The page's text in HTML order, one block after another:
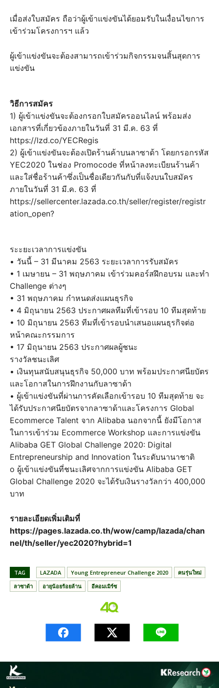
เมื่อส่งใบสมัคร ถือว่าผู้เข้าแข่งขันได้ยอมรับในเงื่อนไขการ
เข้าร่วมโครงการฯ แล้ว
ผู้เข้าแข่งขันจะต้องสามารถเข้าร่วมกิจกรรมจนสิ้นสุดการ
แข่งขัน
วิธีการสมัคร
1) ผู้เข้าแข่งขันจะต้องกรอกใบสมัครออนไลน์ พร้อมส่ง
เอกสารที่เกี่ยวข้องภายในวันที่ 31 มี.ค. 63 ที่
https://lzd.co/YECRegis
2) ผู้เข้าแข่งขันจะต้องเปิดร้านค้าบนลาซาด้า โดยกรอกรหัส
YEC2020 ในช่อง Promocode ที่หน้าลงทะเบียนร้านค้า
และใส่ชื่อร้านค้าซึ่งเป็นชื่อเดียวกันกับที่แจ้งบนใบสมัคร
ภายในวันที่ 31 มี.ค. 63 ที่
https://sellercenter.lazada.co.th/seller/register/registr
ation_open?
ระะยะเวลาการแข่งขัน
• วันนี้ – 31 มีนาคม 2563 ระยะเวลาการรับสมัคร
• 1 เมษายน – 31 พฤษภาคม เข้าร่วมคอร์สฝึกอบรม และทำ
Challenge ต่างๆ
• 31 พฤษภาคม กำหนดส่งแผนธุรกิจ
• 4 มิถุนายน 2563 ประกาศผลทีมที่เข้ารอบ 10 ทีมสุดท้าย
• 10 มิถุนายน 2563 ทีมที่เข้ารอบนำเสนอแผนธุรกิจต่อ
หน้าคณะกรรมการ
• 17 มิถุนายน 2563 ประกาศผลผู้ชนะ
รางวัลชนะเลิศ
• เงินทุนสนับสนุนธุรกิจ 50,000 บาท พร้อมประกาศนียบัตร
และโอกาสในการฝึกงานกับลาซาด้า
• ผู้เข้าแข่งขันที่ผ่านการคัดเลือกเข้ารอบ 10 ทีมสุดท้าย จะ
ได้รับประกาศนียบัตรจากลาซาด้าและโครงการ Global
Ecommerce Talent จาก Alibaba นอกจากนี้ ยังมีโอกาส
ในการเข้าร่วม Ecommerce Workshop และการแข่งขัน
Alibaba GET Global Challenge 2020: Digital
Entrepreneurship and Innovation ในระดับนานาชาติ
o ผู้เข้าแข่งขันที่ชนะเลิศจากการแข่งขัน Alibaba GET
Global Challenge 2020 จะได้รับเงินรางวัลกว่า 400,000
บาท
รายละเอียดเพิ่มเติมที่
https://pages.lazada.co.th/wow/camp/lazada/chan
nel/th/seller/yec2020?hybrid=1
TAG LAZADA Young Entrepreneur Challenge 2020
คนรุ่นใหม่
ลาซาด้า
อายุน้อยร้อยล้าน อีคอมเมิร์ซ